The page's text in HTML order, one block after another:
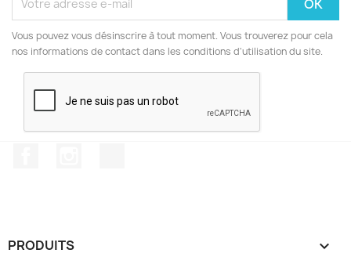
Vous pouvez vous désinscrire à tout moment. Vous trouverez pour cela
nos informations de contact dans les conditions d'utilisation du site.
PRODUITS 